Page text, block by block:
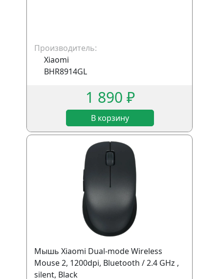
Производитель:
Xiaomi
BHR8914GL
1 890 ₽
В корзину
Мышь Xiaomi Dual-mode Wireless
Mouse 2, 1200dpi, Bluetooth / 2.4 GHz ,
silent, Black